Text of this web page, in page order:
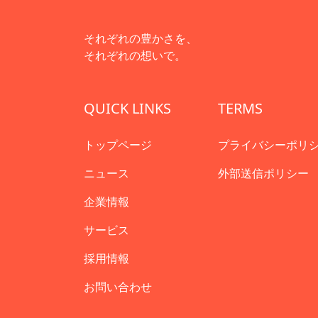
それぞれの豊かさを、
それぞれの想いで。
QUICK LINKS
トップページ
ニュース
企業情報
サービス
採用情報
お問い合わせ
TERMS
プライバシーポリ
外部送信ポリシー